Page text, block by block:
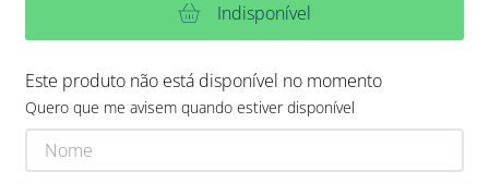
Indisponível
Este produto não está disponível no momento
Quero que me avisem quando estiver disponível